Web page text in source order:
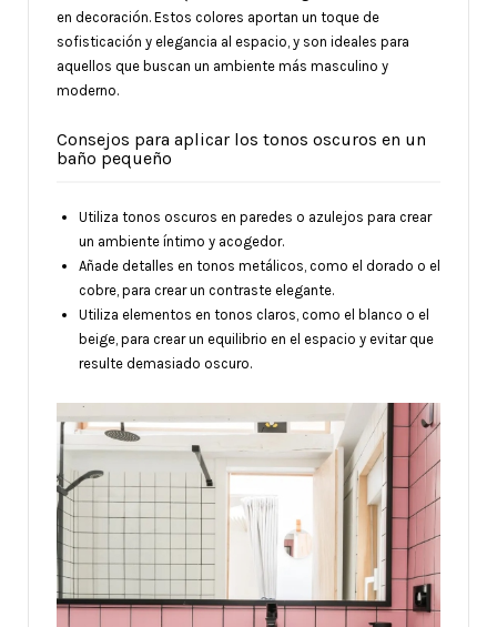
en decoración. Estos colores aportan un toque de
sofisticación y elegancia al espacio, y son ideales para
aquellos que buscan un ambiente más masculino y
moderno.
Consejos para aplicar los tonos oscuros en un
baño pequeño
Utiliza tonos oscuros en paredes o azulejos para crear
un ambiente íntimo y acogedor.
Añade detalles en tonos metálicos, como el dorado o el
cobre, para crear un contraste elegante.
Utiliza elementos en tonos claros, como el blanco o el
beige, para crear un equilibrio en el espacio y evitar que
resulte demasiado oscuro.